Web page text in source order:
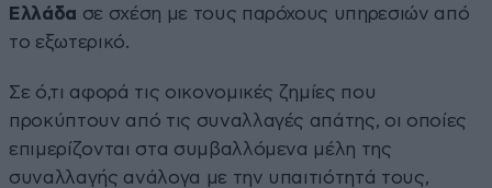
Ελλάδα σε σχέση με τους παρόχους υπηρεσιών από
το εξωτερικό.
Σε ό,τι αφορά τις οικονομικές ζημίες που
προκύπτουν από τις συναλλαγές απάτης, οι οποίες
επιμερίζονται στα συμβαλλόμενα μέλη της
συναλλαγής ανάλογα με την υπαιτιότητά τους,